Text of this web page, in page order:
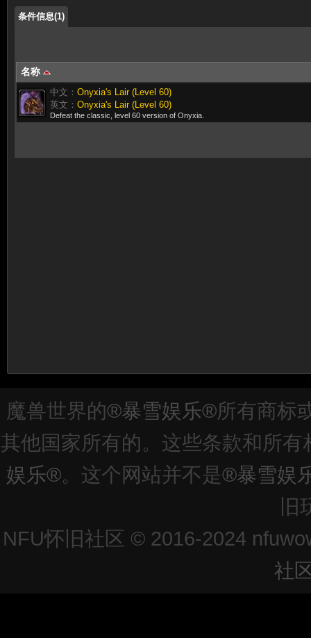
条件信息(1)
名称
中文： Onyxia's Lair (Level 60)
英文： Onyxia's Lair (Level 60)
Defeat the classic, level 60 version of Onyxia.
魔兽世界的®暴雪娱乐®所有商标
其他国家所有的。这些条款和所
娱乐®。这个网站并不是®暴雪娱
旧
NFU怀旧社区 © 2016-2024
社